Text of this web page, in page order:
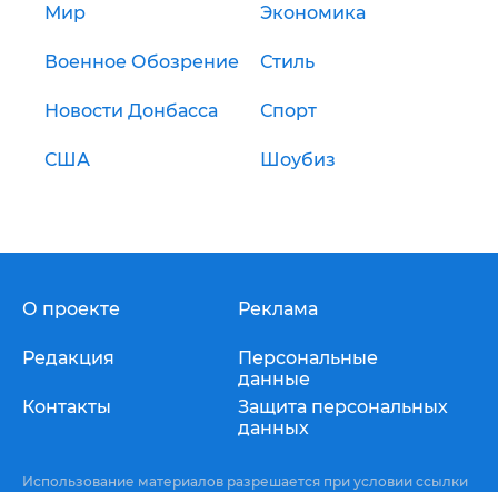
Мир Экономика
Военное Обозрение Стиль
Новости Донбасса Спорт
США Шоубиз
О проекте
Редакция
Контакты
Реклама
Персональные
данные
Защита персональных
данных
Использование материалов разрешается при условии ссылки